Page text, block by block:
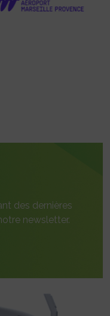
des dernières
newsletter.